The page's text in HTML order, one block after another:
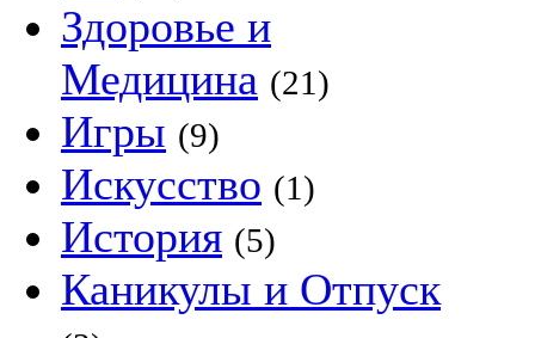
Здоровье и
Медицина (21)
Игры (9)
Искусство (1)
История (5)
Каникулы и Отпуск